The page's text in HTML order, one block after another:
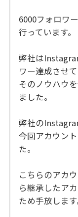
6000フォロワ
行っています。
弊社は
ワー達成させ
そのノウハウ
ました。
弊社の
今回アカウン
た。
こちらのアカ
ら継承したア
ため手放します